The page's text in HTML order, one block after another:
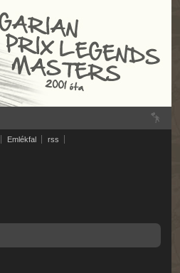
Emlékfal rss